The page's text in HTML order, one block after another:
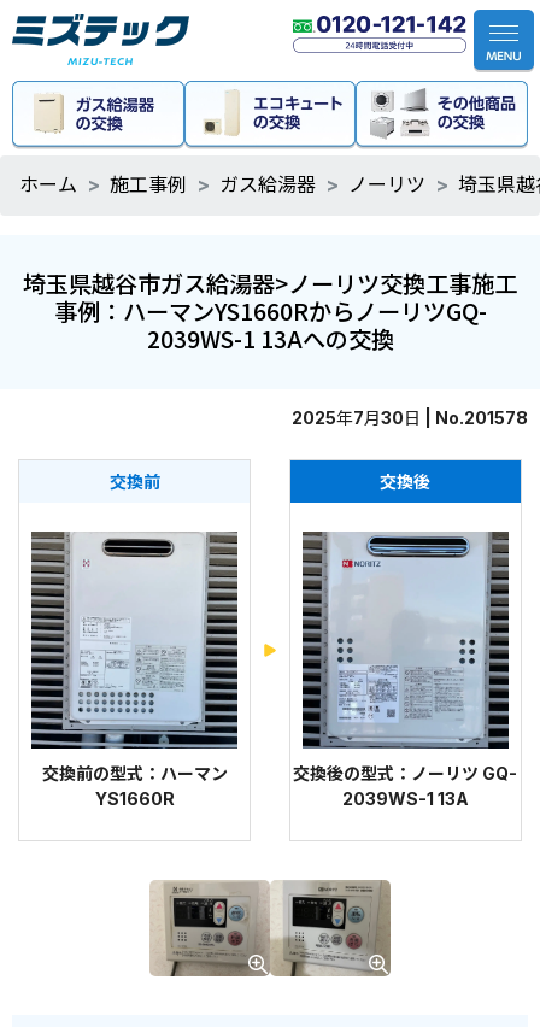
ホーム 施工事例 ガス給湯器 ノーリツ 埼玉県
埼玉県越谷市ガス給湯器>ノーリツ交換工事施工
事例：ハーマンYS1660RからノーリツGQ-
2039WS-1 13Aへの交換
2025年7月30日 | No.201578
交換前
交換前の型式：ハーマン
YS1660R
交換後
交換後の型式：ノーリツ GQ-
2039WS-1 13A